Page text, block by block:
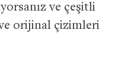
ve çeşitli
orijinal çizimleri